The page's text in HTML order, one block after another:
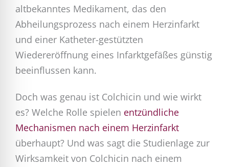
altbekanntes Medikament, das den
Abheilungsprozess nach einem Herzinfarkt
und einer Katheter-gestützten
Wiedereröffnung eines Infarktgefäßes günstig
beeinflussen kann.
Doch was genau ist Colchicin und wie wirkt
es? Welche Rolle spielen entzündliche
Mechanismen nach einem Herzinfarkt
überhaupt? Und was sagt die Studienlage zur
Wirksamkeit von Colchicin nach einem